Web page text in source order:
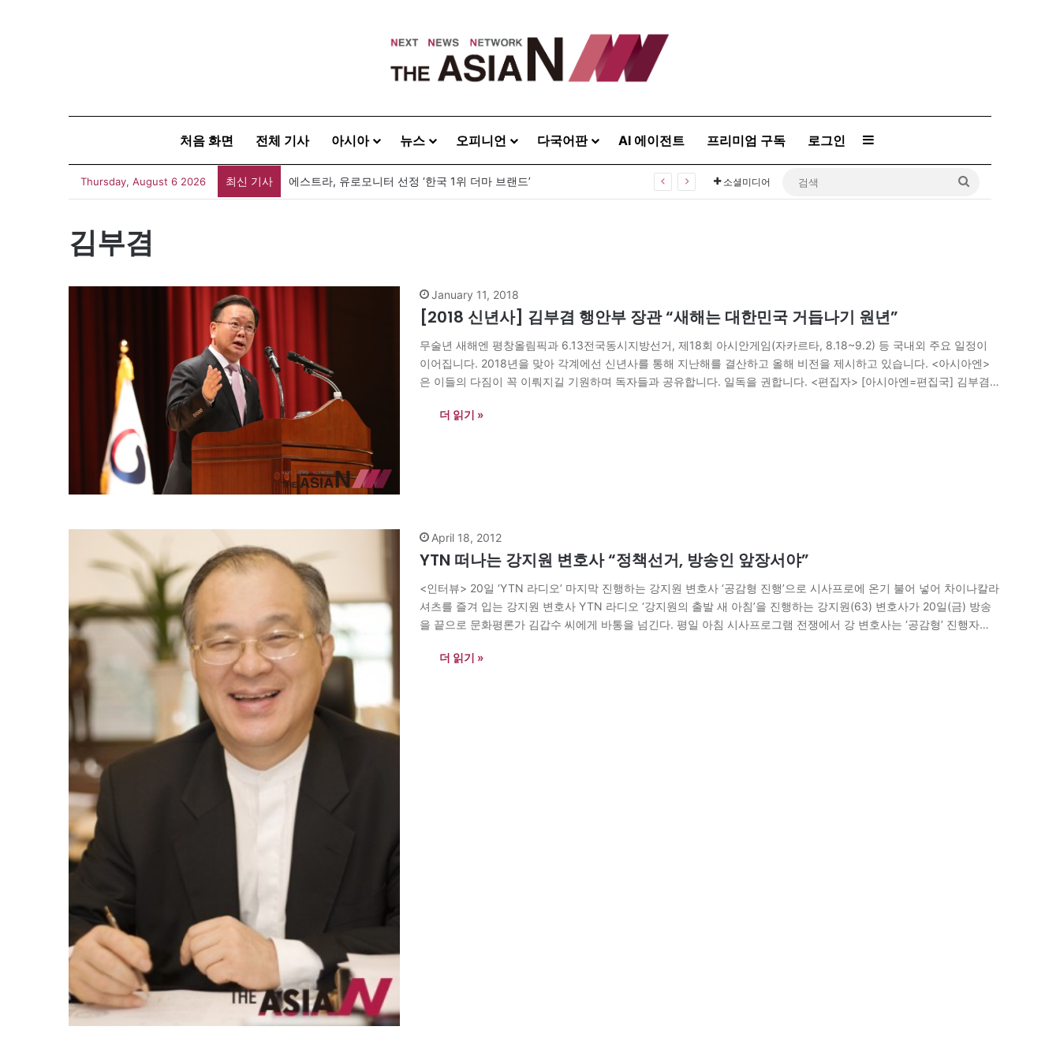
처음 화면 전체 기사 아시아 뉴스 오피니언 다국어판 AI 에이전트 프리미엄 구독 로그인 Sidebar
Thursday, August 6 2026 최신 기사 에스트라, 유로모니터 선정 ‘한국 1위 더마 브랜드’ 소셜미디어
김부겸
January 11, 2018
[2018 신년사] 김부겸 행안부 장관 “새해는 대한민국 거듭나기 원년”
무술년 새해엔 평창올림픽과 6.13전국동시지방선거, 제18회 아시안게임(자카르타, 8.18~9.2) 등 국내외 주요 일정이
이어집니다. 2018년을 맞아 각계에선 신년사를 통해 지난해를 결산하고 올해 비전을 제시하고 있습니다. <아시아엔>
은 이들의 다짐이 꼭 이뤄지길 기원하며 독자들과 공유합니다. 일독을 권합니다. <편집자> [아시아엔=편집국] 김부겸
더 읽기 »
April 18, 2012
YTN 떠나는 강지원 변호사 “정책선거, 방송인 앞장서야”
<인터뷰> 20일 ‘YTN 라디오’ 마지막 진행하는 강지원 변호사 ‘공감형 진행’으로 시사프로에 온기 불어 넣어 차이나칼라
셔츠를 즐겨 입는 강지원 변호사 YTN 라디오 ‘강지원의 출발 새 아침’을 진행하는 강지원(63) 변호사가 20일(금) 방송
을 끝으로 문화평론가 김갑수 씨에게 바통을 넘긴다. 평일 아침 시사프로그램 전쟁에서 강 변호사는 ‘공감형’ 진행자로
더 읽기 »